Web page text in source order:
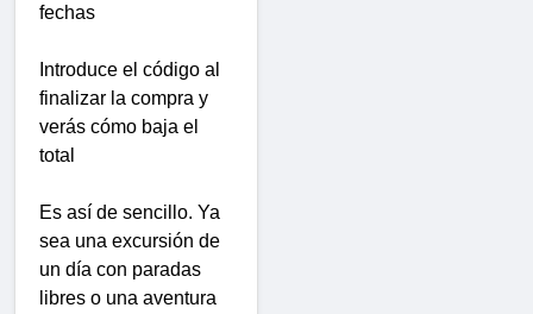
fechas
Introduce el código al
finalizar la compra y
verás cómo baja el
total
Es así de sencillo. Ya
sea una excursión de
un día con paradas
libres o una aventura